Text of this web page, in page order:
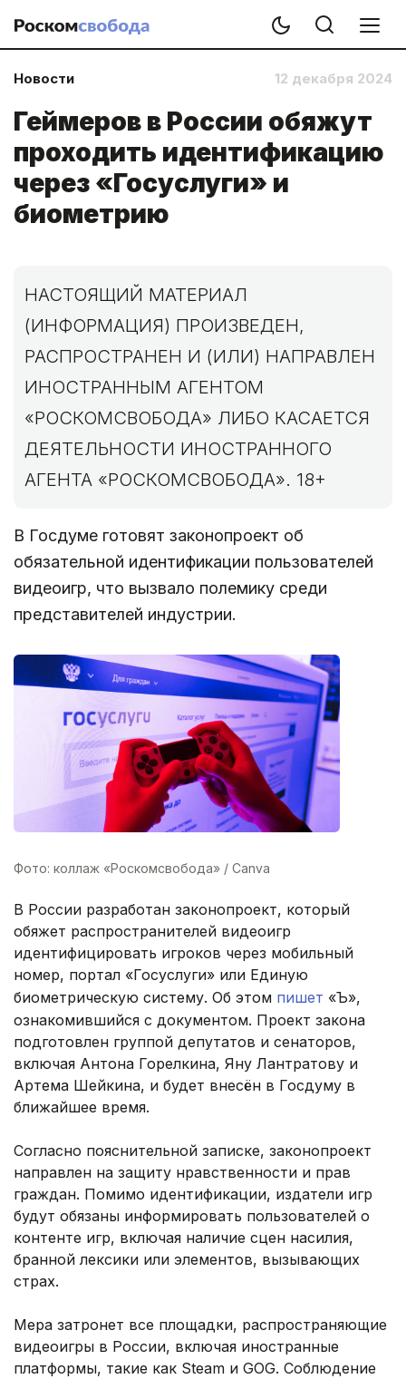
Новости 12 декабря 2024
Геймеров в России обяжут
проходить идентификацию
через «Госуслуги» и
биометрию
НАСТОЯЩИЙ МАТЕРИАЛ
(ИНФОРМАЦИЯ) ПРОИЗВЕДЕН,
РАСПРОСТРАНЕН И (ИЛИ) НАПРАВЛЕН
ИНОСТРАННЫМ АГЕНТОМ
«РОСКОМСВОБОДА» ЛИБО КАСАЕТСЯ
ДЕЯТЕЛЬНОСТИ ИНОСТРАННОГО
АГЕНТА «РОСКОМСВОБОДА». 18+
В Госдуме готовят законопроект об
обязательной идентификации пользователей
видеоигр, что вызвало полемику среди
представителей индустрии.
Фото: коллаж «Роскомсвобода» / Canva
В России разработан законопроект, который
обяжет распространителей видеоигр
идентифицировать игроков через мобильный
номер, портал «Госуслуги» или Единую
биометрическую систему. Об этом пишет «Ъ»,
ознакомившийся с документом. Проект закона
подготовлен группой депутатов и сенаторов,
включая Антона Горелкина, Яну Лантратову и
Артема Шейкина, и будет внесён в Госдуму в
ближайшее время.
Согласно пояснительной записке, законопроект
направлен на защиту нравственности и прав
граждан. Помимо идентификации, издатели игр
будут обязаны информировать пользователей о
контенте игр, включая наличие сцен насилия,
бранной лексики или элементов, вызывающих
страх.
Мера затронет все площадки, распространяющие
видеоигры в России, включая иностранные
платформы, такие как Steam и GOG. Соблюдение